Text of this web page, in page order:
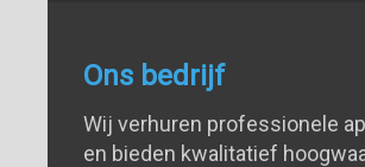
Ons bedrijf
Wij verhuren professionele
en bieden kwalitatief